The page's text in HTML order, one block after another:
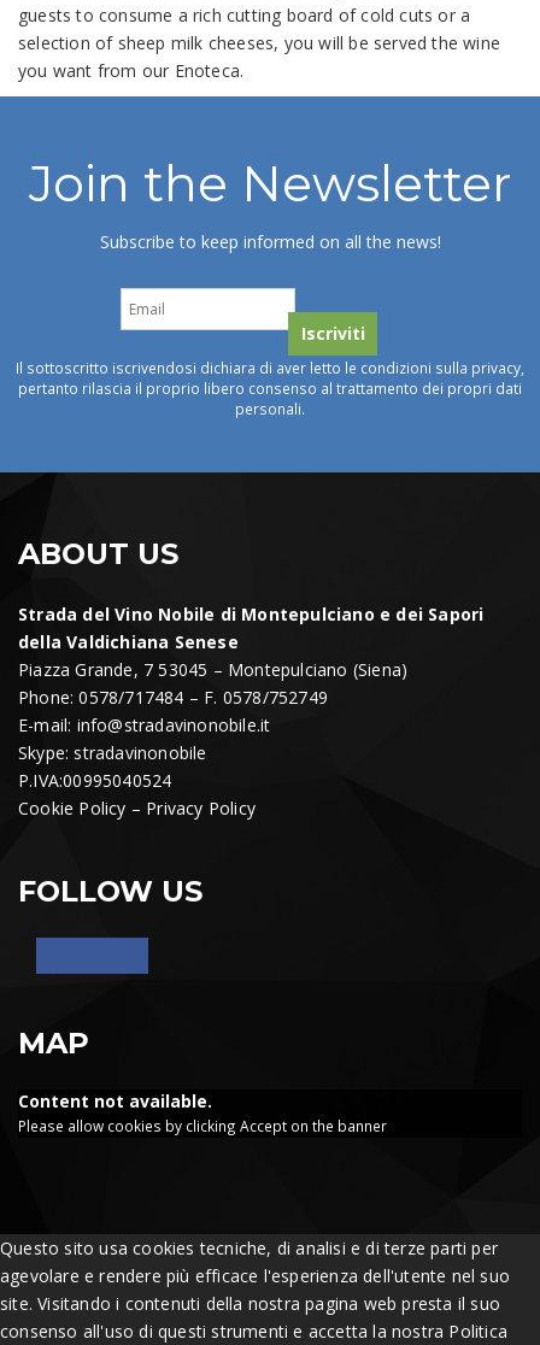
guests to consume a rich cutting board of cold cuts or a
selection of sheep milk cheeses, you will be served the wine
you want from our Enoteca.
Join the Newsletter
Subscribe to keep informed on all the news!
Il sottoscritto iscrivendosi dichiara di aver letto le condizioni sulla privacy,
pertanto rilascia il proprio libero consenso al trattamento dei propri dati
personali.
ABOUT US
Strada del Vino Nobile di Montepulciano e dei Sapori
della Valdichiana Senese
Piazza Grande, 7 53045 – Montepulciano (Siena)
Phone: 0578/717484 – F. 0578/752749
E-mail: info@stradavinonobile.it
Skype: stradavinonobile
P.IVA:00995040524
Cookie Policy – Privacy Policy
FOLLOW US
MAP
Content not available.
Please allow cookies by clicking Accept on the banner
Questo sito usa cookies tecniche, di analisi e di terze parti per
agevolare e rendere più efficace l'esperienza dell'utente nel suo
site. Visitando i contenuti della nostra pagina web presta il suo
consenso all'uso di questi strumenti e accetta la nostra Politica